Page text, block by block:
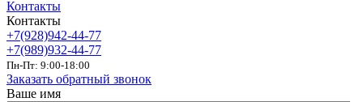
Контакты
Контакты
+7(928)942-44-77
+7(989)932-44-77
Пн-Пт: 9:00-18:00
Заказать обратный звонок
Ваше имя